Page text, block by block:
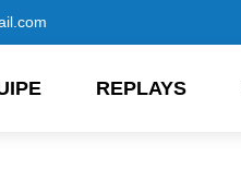
REPLAYS